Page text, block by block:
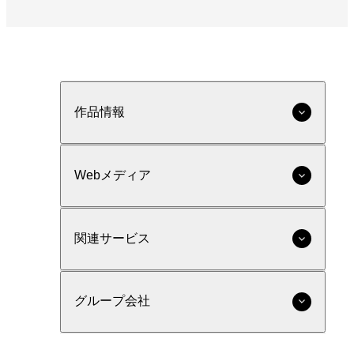
作品情報
Webメディア
関連サービス
グループ会社